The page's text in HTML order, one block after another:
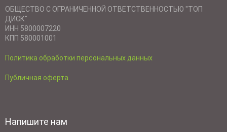
ОБЩЕСТВО С ОГРАНИЧЕННОЙ ОТВЕТСТВЕННОСТЬЮ "ТОП
ДИСК"
ИНН 5800007220
КПП 580001001
Политика обработки персональных данных
Публичная оферта
Напишите нам